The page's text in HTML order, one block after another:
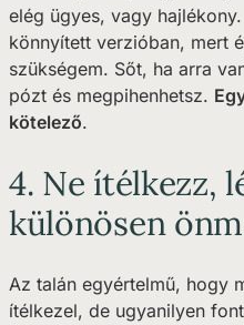
elég ügyes, vagy
könnyített verzióban, mert
szükségem. Sőt, ha arra
pózt és megpihenhetsz.
kötelező.
4. Ne ítélkezz,
különösen
Az talán egyértelmű, hogy
ítélkezel, de ugyanilyen